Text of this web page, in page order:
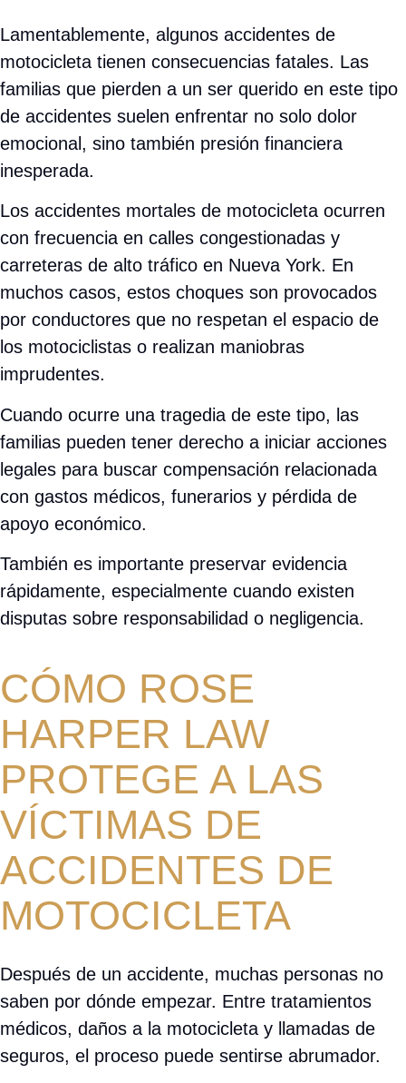
Lamentablemente, algunos accidentes de
motocicleta tienen consecuencias fatales. Las
familias que pierden a un ser querido en este tipo
de accidentes suelen enfrentar no solo dolor
emocional, sino también presión financiera
inesperada.
Los accidentes mortales de motocicleta ocurren
con frecuencia en calles congestionadas y
carreteras de alto tráfico en Nueva York. En
muchos casos, estos choques son provocados
por conductores que no respetan el espacio de
los motociclistas o realizan maniobras
imprudentes.
Cuando ocurre una tragedia de este tipo, las
familias pueden tener derecho a iniciar acciones
legales para buscar compensación relacionada
con gastos médicos, funerarios y pérdida de
apoyo económico.
También es importante preservar evidencia
rápidamente, especialmente cuando existen
disputas sobre responsabilidad o negligencia.
CÓMO ROSE
HARPER LAW
PROTEGE A LAS
VÍCTIMAS DE
ACCIDENTES DE
MOTOCICLETA
Después de un accidente, muchas personas no
saben por dónde empezar. Entre tratamientos
médicos, daños a la motocicleta y llamadas de
seguros, el proceso puede sentirse abrumador.